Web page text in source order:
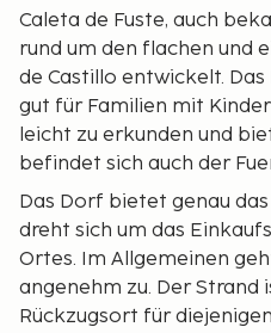
Caleta de Fuste, auch
rund um den flachen und
de Castillo entwickelt.
gut für Familien mit
leicht zu erkunden und
befindet sich auch der
Das Dorf bietet genau
dreht sich um das
Ortes. Im Allgemeinen
angenehm zu. Der Strand
Rückzugsort für